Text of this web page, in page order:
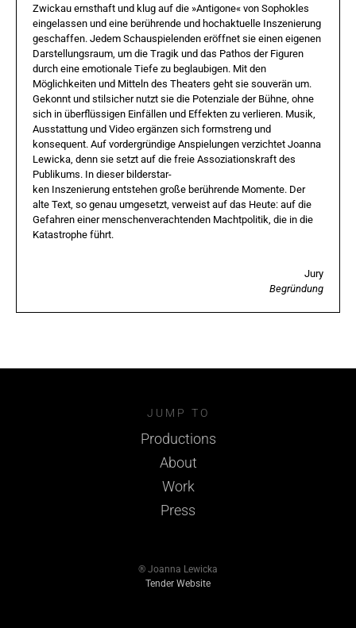
Zwickau ernsthaft und klug auf die »Antigone« von Sophokles
eingelassen und eine berührende und hochaktuelle Inszenierung
geschaffen. Jedem Schauspielenden eröffnet sie einen eigenen
Darstellungsraum, um die Tragik und das Pathos der Figuren
durch eine emotionale Tiefe zu beglaubigen. Mit den
Möglichkeiten und Mitteln des Theaters geht sie souverän um.
Gekonnt und stilsicher nutzt sie die Potenziale der Bühne, ohne
sich in überflüssigen Einfällen und Effekten zu verlieren. Musik,
Ausstattung und Video ergänzen sich formstreng und
konsequent. Auf vordergründige Anspielungen verzichtet Joanna
Lewicka, denn sie setzt auf die freie Assoziationskraft des
Publikums. In dieser bilderstar-
ken Inszenierung entstehen große berührende Momente. Der
alte Text, so genau umgesetzt, verweist auf das Heute: auf die
Gefahren einer menschenverachtenden Machtpolitik, die in die
Katastrophe führt.
Jury
Begründung
JUMP TO
Productions
About
Work
Press
® Joanna Lewicka
Tender Website